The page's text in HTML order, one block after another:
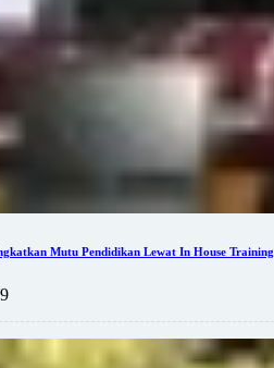
Mutu Pendidikan Lewat In House Training